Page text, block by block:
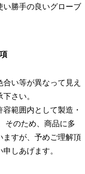
い勝手の良いグローブ
合い等が異なって見え
さい。
範囲内として製造・
そのため、商品に多
ますが、予めご理解頂
しあげます。